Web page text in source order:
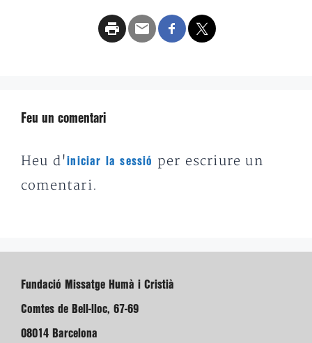
Feu un comentari
Heu d'iniciar la sessió
per escriure un
comentari.
Fundació Missatge Humà i Cristià
Comtes de Bell-lloc, 67-69
08014 Barcelona